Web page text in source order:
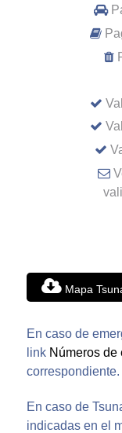
Mapa
En caso de
link Números de
correspondiente.
En caso de
indicadas en el